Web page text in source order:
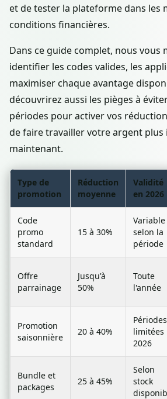
et de tester la plateforme dans les
conditions financières.
Dans ce guide complet, nous
identifier les codes valides, les
maximiser chaque avantage
découvrirez aussi les pièges à
périodes pour activer vos
de faire travailler votre argent
maintenant.
Type de
promotion
Réduction
moyenne
Validité
en 2026
Code
promo
standard
15 à 30%
Variable
selon la
période
Offre
parrainage
Jusqu'à
50%
Toute
l'année
Promotion
saisonnière
20 à 40%
Périodes
limitées
2026
Bundle et
packages
25 à 45%
Selon
stock